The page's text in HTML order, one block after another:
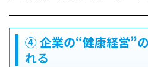
④ 企業の“健康経営”
れる